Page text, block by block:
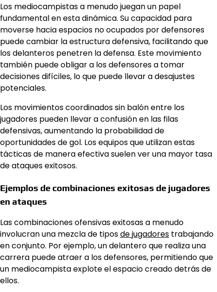
Los mediocampistas a menudo juegan un papel
fundamental en esta dinámica. Su capacidad para
moverse hacia espacios no ocupados por defensores
puede cambiar la estructura defensiva, facilitando que
los delanteros penetren la defensa. Este movimiento
también puede obligar a los defensores a tomar
decisiones difíciles, lo que puede llevar a desajustes
potenciales.
Los movimientos coordinados sin balón entre los
jugadores pueden llevar a confusión en las filas
defensivas, aumentando la probabilidad de
oportunidades de gol. Los equipos que utilizan estas
tácticas de manera efectiva suelen ver una mayor tasa
de ataques exitosos.
Ejemplos de combinaciones exitosas de jugadores
en ataques
Las combinaciones ofensivas exitosas a menudo
involucran una mezcla de tiposde jugadores trabajando
en conjunto. Por ejemplo, un delantero que realiza una
carrera puede atraer a los defensores, permitiendo que
un mediocampista explote el espacio creado detrás de
ellos.